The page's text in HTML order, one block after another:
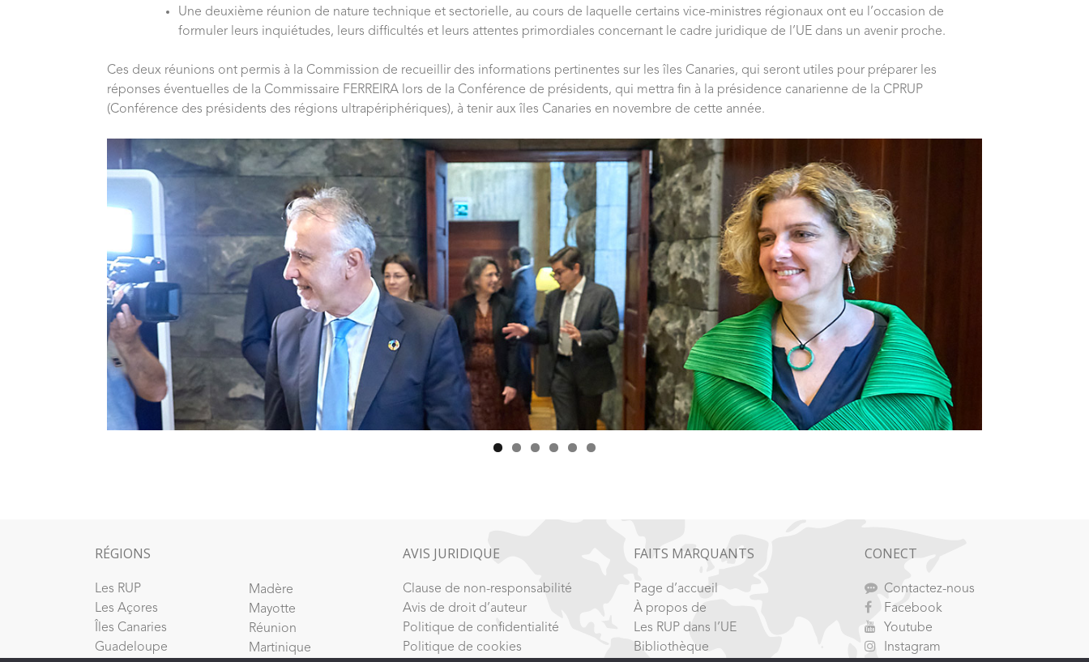
Une deuxième réunion de nature technique et sectorielle, au cours de laquelle certains vice-ministres régionaux ont eu l’occasion de
formuler leurs inquiétudes, leurs difficultés et leurs attentes primordiales concernant le cadre juridique de l’UE dans un avenir proche.
Ces deux réunions ont permis à la Commission de recueillir des informations pertinentes sur les îles Canaries, qui seront utiles pour préparer les
réponses éventuelles de la Commissaire FERREIRA lors de la Conférence de présidents, qui mettra fin à la présidence canarienne de la CPRUP
(Conférence des présidents des régions ultrapériphériques), à tenir aux îles Canaries en novembre de cette année.
RÉGIONS
Les RUP
Les Açores
Îles Canaries
Guadeloupe
Madère
Mayotte
Réunion
Martinique
AVIS JURIDIQUE
Clause de non-responsabilité
Avis de droit d’auteur
Politique de confidentialité
Politique de cookies
FAITS MARQUANTS
Page d’accueil
À propos de
Les RUP dans l’UE
Bibliothèque
CONECT
Contactez-nous
Facebook
Youtube
Instagram